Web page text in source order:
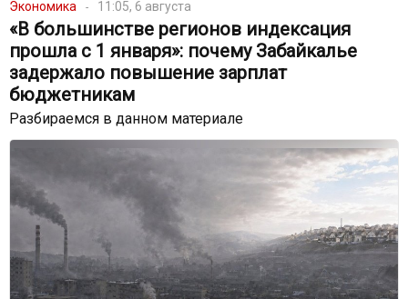
Экономика 11:05, 6 августа
«В большинстве регионов индексация
прошла с 1 января»: почему Забайкалье
задержало повышение зарплат
бюджетникам
Разбираемся в данном материале